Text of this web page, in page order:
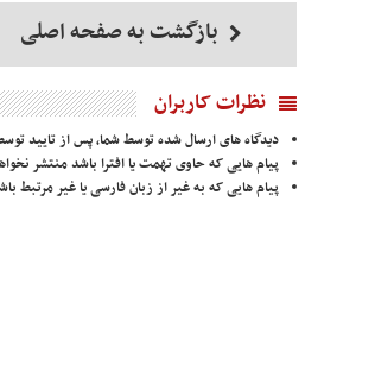
بازگشت به صفحه اصلی
نظرات کاربران
دیدگاه های ارسال شده توسط شما، پس از تایید
پیام هایی که حاوی تهمت یا افترا باشد منتشر
پیام هایی که به غیر از زبان فارسی یا غیر مرتبط